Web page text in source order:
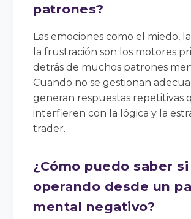
patrones?
Las emociones como el miedo,
la frustración son los motores
detrás de muchos patrones
Cuando no se gestionan
generan respuestas repetitivas
interfieren con la lógica y la
trader.
¿Cómo puedo saber
operando desde un
mental negativo?